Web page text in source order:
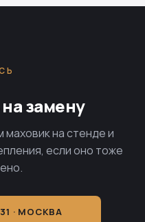
замену
на стенде и
если оно тоже
· МОСКВА